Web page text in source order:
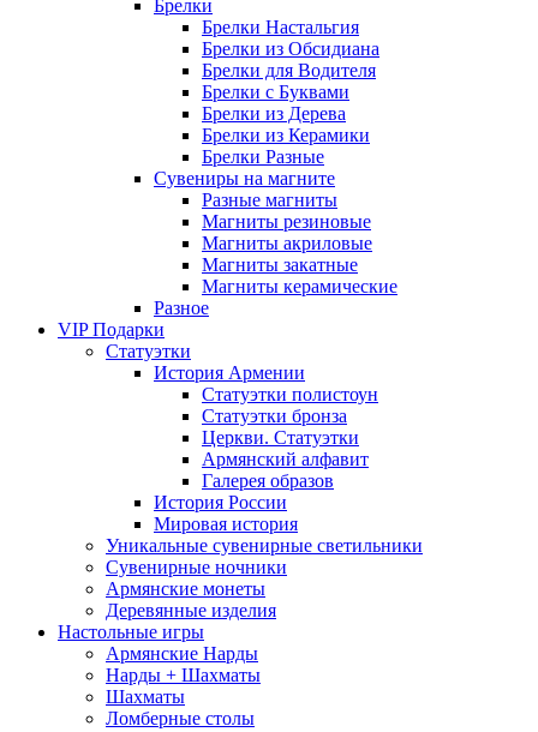
Брелки
Брелки Настальгия
Брелки из Обсидиана
Брелки для Водителя
Брелки с Буквами
Брелки из Дерева
Брелки из Керамики
Брелки Разные
Сувениры на магните
Разные магниты
Магниты резиновые
Магниты акриловые
Магниты закатные
Магниты керамические
Разное
VIP Подарки
Статуэтки
История Армении
Статуэтки полистоун
Статуэтки бронза
Церкви. Статуэтки
Армянский алфавит
Галерея образов
История России
Мировая история
Уникальные сувенирные светильники
Сувенирные ночники
Армянские монеты
Деревянные изделия
Настольные игры
Армянские Нарды
Нарды + Шахматы
Шахматы
Ломберные столы